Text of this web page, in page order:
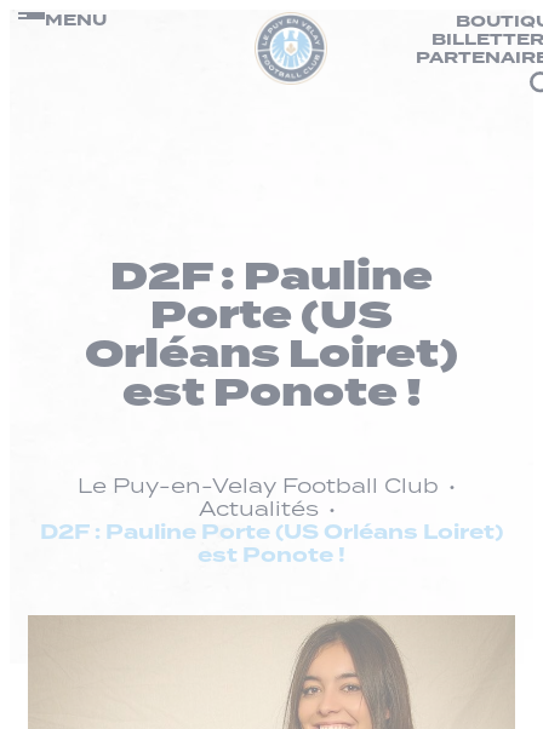
Passer
MENU
D2F : Pauline
Porte (US
Orléans Loiret)
est Ponote !
Le Puy-en-Velay Football Club
Actualités
D2F : Pauline Porte (US Orléans Loiret)
est Ponote !
Panneau de gestion des cookies